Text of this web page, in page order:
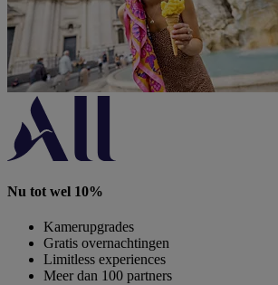
Nu tot wel 10%
Kamerupgrades
Gratis overnachtingen
Limitless experiences
Meer dan 100 partners